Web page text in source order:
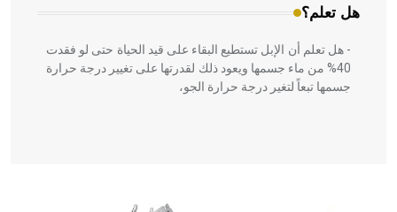
هل تعلم؟
- هل تعلم أن الإبل تستطيع البقاء على قيد الحياة حتى لو فقدت
40% من ماء جسمها ويعود ذلك لقدرتها على تغيير درجة حرارة
جسمها تبعاً لتغير درجة حرارة الجو،
الحكم، الأدلة، تنظيم التغذية، ورسالته في جروح الرأس. ويعود